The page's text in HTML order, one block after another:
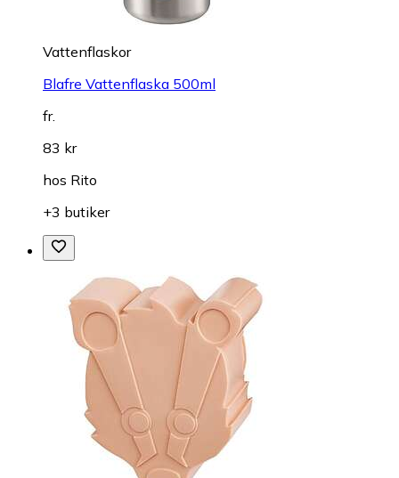
Vattenflaskor
Blafre Vattenflaska 500ml
fr.
83 kr
hos Rito
+3 butiker